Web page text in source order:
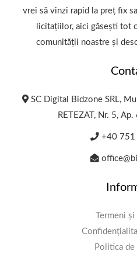
vrei să vinzi rapid la preț fix
licitațiilor, aici găsești
comunității noastre și
SC Digital Bidzone SRL,
RETEZAT, Nr. 5,
+40 751
Termeni
Politica